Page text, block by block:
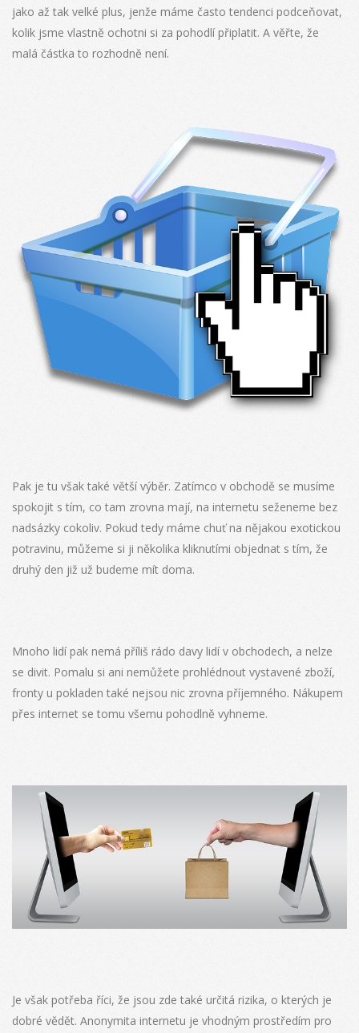
jako až tak velké plus, jenže máme často tendenci podceňovat,
kolik jsme vlastně ochotni si za pohodlí připlatit. A věřte, že
malá částka to rozhodně není.
Pak je tu však také větší výběr. Zatímco v obchodě se musíme
spokojit s tím, co tam zrovna mají, na internetu seženeme bez
nadsázky cokoliv. Pokud tedy máme chuť na nějakou exotickou
potravinu, můžeme si ji několika kliknutími objednat s tím, že
druhý den již už budeme mít doma.
Mnoho lidí pak nemá příliš rádo davy lidí v obchodech, a nelze
se divit. Pomalu si ani nemůžete prohlédnout vystavené zboží,
fronty u pokladen také nejsou nic zrovna příjemného. Nákupem
přes internet se tomu všemu pohodlně vyhneme.
Je však potřeba říci, že jsou zde také určitá rizika, o kterých je
dobré vědět. Anonymita internetu je vhodným prostředím pro